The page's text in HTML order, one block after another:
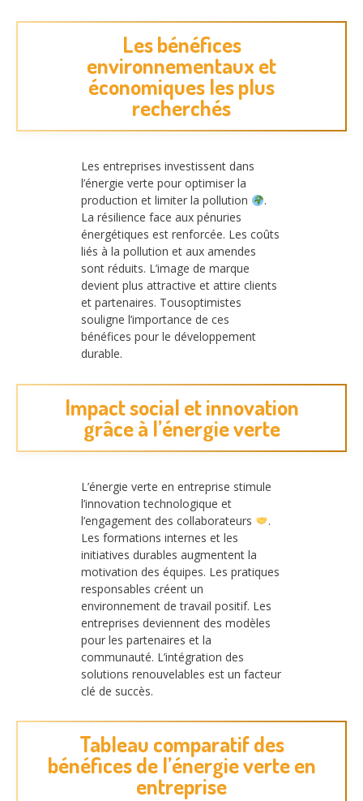
Les bénéfices
environnementaux et
économiques les plus
recherchés
Les entreprises investissent dans
l’énergie verte pour optimiser la
production et limiter la pollution
.
La résilience face aux pénuries
énergétiques est renforcée. Les coûts
liés à la pollution et aux amendes
sont réduits. L’image de marque
devient plus attractive et attire clients
et partenaires. Tousoptimistes
souligne l’importance de ces
bénéfices pour le développement
durable.
Impact social et innovation
grâce à l’énergie verte
L’énergie verte en entreprise stimule
l’innovation technologique et
l’engagement des collaborateurs
.
Les formations internes et les
initiatives durables augmentent la
motivation des équipes. Les pratiques
responsables créent un
environnement de travail positif. Les
entreprises deviennent des modèles
pour les partenaires et la
communauté. L’intégration des
solutions renouvelables est un facteur
clé de succès.
Tableau comparatif des
bénéfices de l’énergie verte en
entreprise